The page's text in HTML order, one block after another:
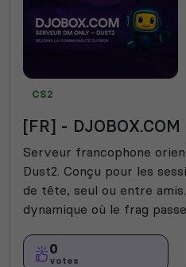
CS2
[FR] - DJOBOX.COM
Serveur francophone
Dust2. Conçu pour les
de tête, seul ou entre
dynamique où le frag
0
votes